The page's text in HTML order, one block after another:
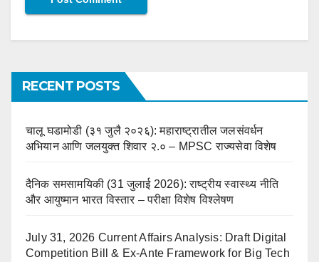
RECENT POSTS
चालू घडामोडी (३१ जुलै २०२६): महाराष्ट्रातील जलसंवर्धन
अभियान आणि जलयुक्त शिवार २.० – MPSC राज्यसेवा विशेष
दैनिक समसामयिकी (31 जुलाई 2026): राष्ट्रीय स्वास्थ्य नीति
और आयुष्मान भारत विस्तार – परीक्षा विशेष विश्लेषण
July 31, 2026 Current Affairs Analysis: Draft Digital
Competition Bill & Ex-Ante Framework for Big Tech